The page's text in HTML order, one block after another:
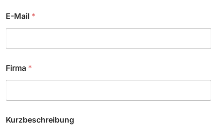
e
E-Mail *
Firma *
Kurzbeschreibung